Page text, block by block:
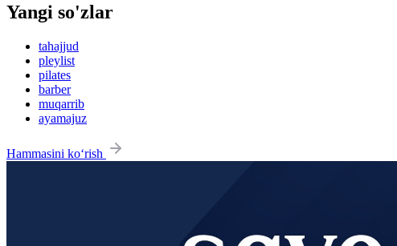
Yangi so'zlar
tahajjud
pleylist
pilates
barber
muqarrib
ayamajuz
Hammasini ko‘rish